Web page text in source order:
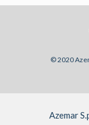
© 2020
Azemar